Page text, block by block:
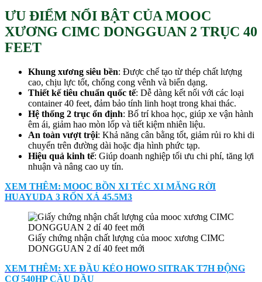
ƯU ĐIỂM NỔI BẬT CỦA MOOC
XƯƠNG CIMC DONGGUAN 2 TRỤC 40
FEET
Khung xương siêu bền: Được chế tạo từ thép chất lượng
cao, chịu lực tốt, chống cong vênh và biến dạng.
Thiết kế tiêu chuẩn quốc tế: Dễ dàng kết nối với các loại
container 40 feet, đảm bảo tính linh hoạt trong khai thác.
Hệ thống 2 trục ổn định: Bố trí khoa học, giúp xe vận hành
êm ái, giảm hao mòn lốp và tiết kiệm nhiên liệu.
An toàn vượt trội: Khả năng cân bằng tốt, giảm rủi ro khi di
chuyển trên đường dài hoặc địa hình phức tạp.
Hiệu quả kinh tế: Giúp doanh nghiệp tối ưu chi phí, tăng lợi
nhuận và nâng cao uy tín.
XEM THÊM: MOOC BỒN XI TÉC XI MĂNG RỜI
HUAYUDA 3 RỐN XẢ 45.5M3
Giấy chứng nhận chất lượng của mooc xương CIMC
DONGGUAN 2 dí 40 feet mới
XEM THÊM: XE ĐẦU KÉO HOWO SITRAK T7H ĐỘNG
CƠ 540HP CẦU DẦU